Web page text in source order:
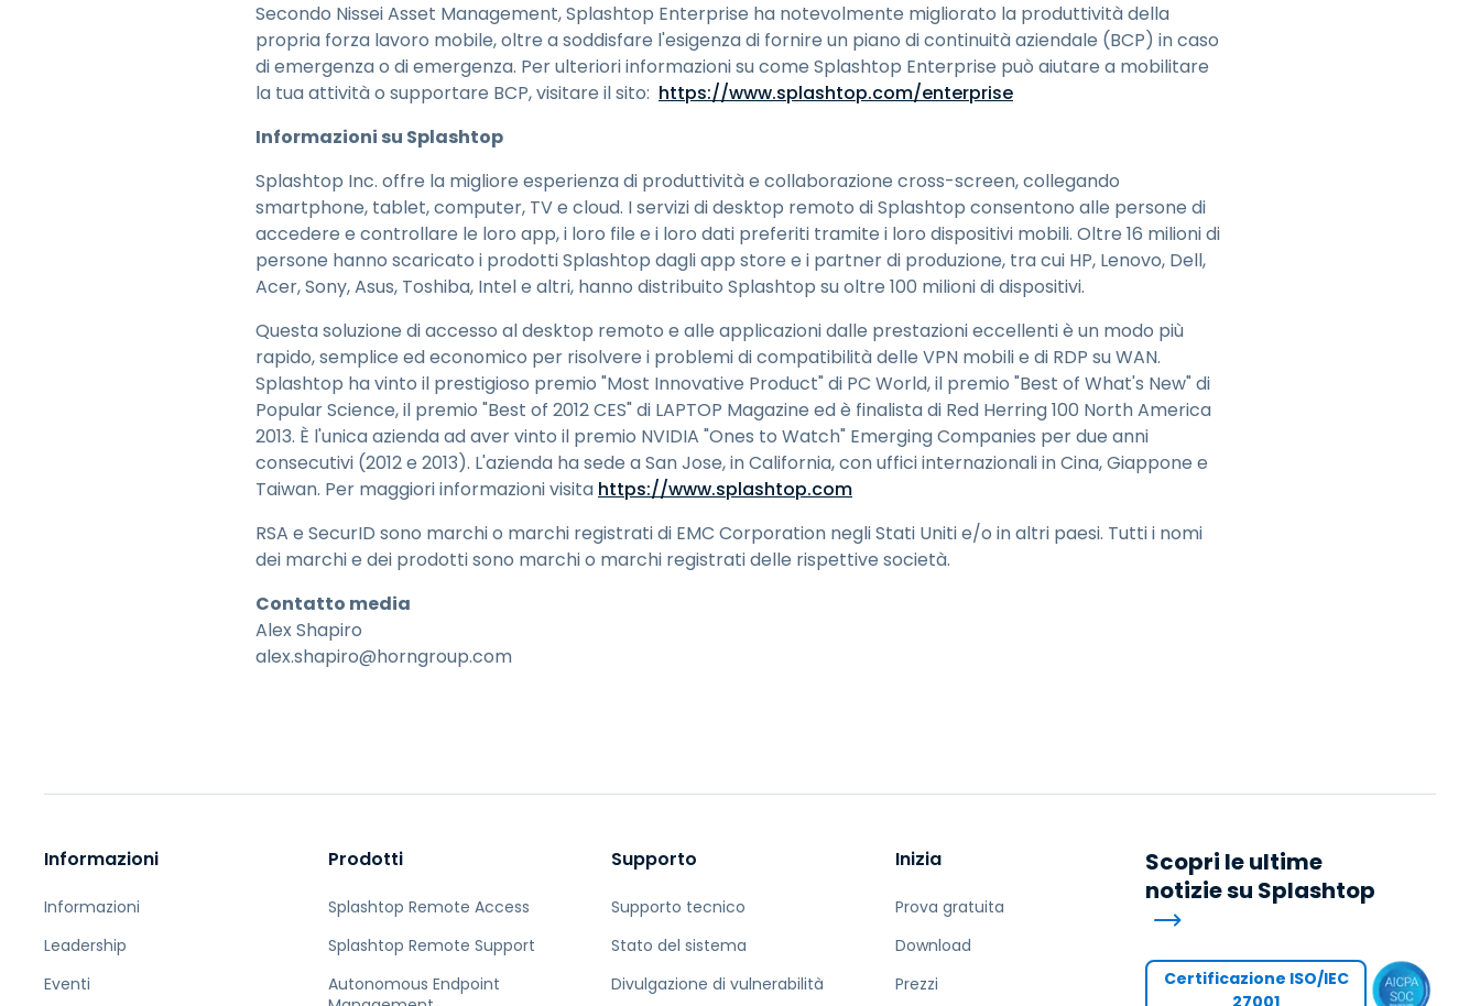
Secondo Nissei Asset Management, Splashtop Enterprise ha notevolmente migliorato la produttività della
propria forza lavoro mobile, oltre a soddisfare l'esigenza di fornire un piano di continuità aziendale (BCP) in caso
di emergenza o di emergenza. Per ulteriori informazioni su come Splashtop Enterprise può aiutare a mobilitare
la tua attività o supportare BCP, visitare il sito: https://www.splashtop.com/enterprise
Informazioni su Splashtop
Splashtop Inc. offre la migliore esperienza di produttività e collaborazione cross-screen, collegando
smartphone, tablet, computer, TV e cloud. I servizi di desktop remoto di Splashtop consentono alle persone di
accedere e controllare le loro app, i loro file e i loro dati preferiti tramite i loro dispositivi mobili. Oltre 16 milioni di
persone hanno scaricato i prodotti Splashtop dagli app store e i partner di produzione, tra cui HP, Lenovo, Dell,
Acer, Sony, Asus, Toshiba, Intel e altri, hanno distribuito Splashtop su oltre 100 milioni di dispositivi.
Questa soluzione di accesso al desktop remoto e alle applicazioni dalle prestazioni eccellenti è un modo più
rapido, semplice ed economico per risolvere i problemi di compatibilità delle VPN mobili e di RDP su WAN.
Splashtop ha vinto il prestigioso premio "Most Innovative Product" di PC World, il premio "Best of What's New" di
Popular Science, il premio "Best of 2012 CES" di LAPTOP Magazine ed è finalista di Red Herring 100 North America
2013. È l'unica azienda ad aver vinto il premio NVIDIA "Ones to Watch" Emerging Companies per due anni
consecutivi (2012 e 2013). L'azienda ha sede a San Jose, in California, con uffici internazionali in Cina, Giappone e
Taiwan. Per maggiori informazioni visita https://www.splashtop.com
RSA e SecurID sono marchi o marchi registrati di EMC Corporation negli Stati Uniti e/o in altri paesi. Tutti i nomi
dei marchi e dei prodotti sono marchi o marchi registrati delle rispettive società.
Contatto media
Alex Shapiro
alex.shapiro@horngroup.com
Informazioni
Informazioni
Leadership
Eventi
Prodotti
Splashtop Remote Access
Splashtop Remote Support
Autonomous Endpoint
Supporto
Supporto tecnico
Stato del sistema
Divulgazione di vulnerabilità
Inizia
Prova gratuita
Download
Prezzi
Scopri le ultime
notizie su Splashtop
Certificazione ISO/IEC